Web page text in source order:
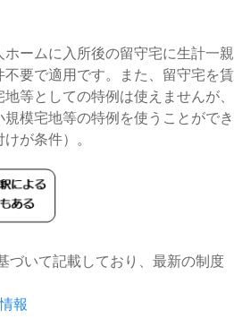
ームに入所後の留守宅に生計一親
要で適用です。また、留守宅を賃
等としての特例は使えませんが、
模宅地等の特例を使うことができ
が条件）。
づいて記載しており、最新の制度
報